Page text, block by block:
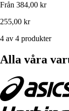
Från 384,00 kr
255,00 kr
4 av 4 produkter
Alla våra